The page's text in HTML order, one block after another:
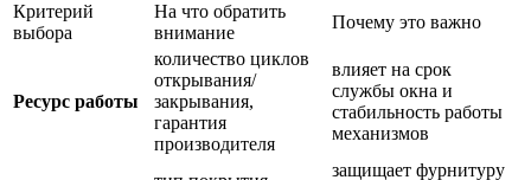
Критерий
выбора
На что обратить
внимание
Почему это важно
Ресурс работы
количество циклов
открывания/
закрывания,
гарантия
производителя
влияет на срок
службы окна и
стабильность работы
механизмов
защищает фурнитуру